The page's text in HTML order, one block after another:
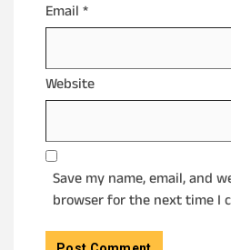
Email *
Website
Save my name, email, and
browser for the next time I